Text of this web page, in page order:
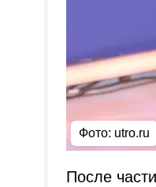
Фото: utro.ru
После